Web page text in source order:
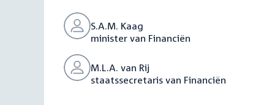
S.A.M. Kaag
minister van Financiën
M.L.A. van Rij
staatssecretaris van Financiën